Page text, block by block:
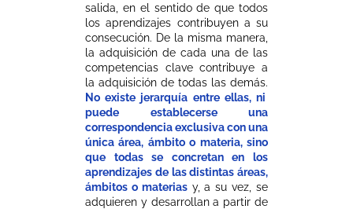
salida, en el sentido de que todos
los aprendizajes contribuyen a su
consecución. De la misma manera,
la adquisición de cada una de las
competencias clave contribuye a
la adquisición de todas las demás.
No existe jerarquía entre ellas, ni
puede establecerse una
correspondencia exclusiva con una
única área, ámbito o materia, sino
que todas se concretan en los
aprendizajes de las distintas áreas,
ámbitos o materiasy, a su vez, se
adquieren y desarrollan a partir de